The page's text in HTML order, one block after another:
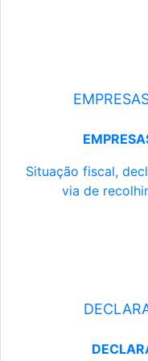
Situação fiscal,
via de